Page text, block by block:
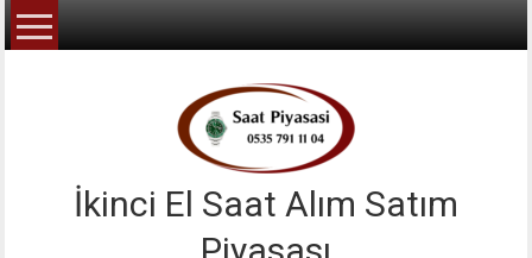
İçeriğe
geç
İkinci El Saat Alım Satım